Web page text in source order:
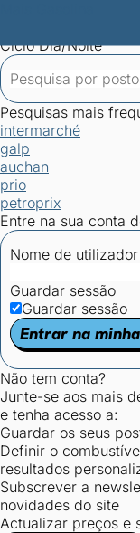
Ciclo Dia/Noite
Pesquisas mais
intermarché
galp
auchan
prio
petroprix
Entre na sua conta
Nome de
Guardar sessão
Guardar sessão
Entrar na
Não tem conta?
Junte-se aos mais
e tenha acesso a:
Guardar os seus
Definir o
resultados
Subscrever a
novidades do site
Actualizar preços e